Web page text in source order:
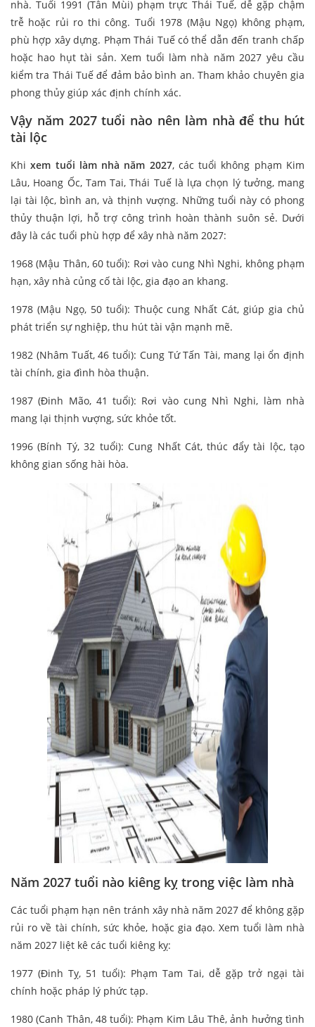
nhà. Tuổi 1991 (Tân Mùi) phạm trực Thái Tuế, dễ gặp chậm
trễ hoặc rủi ro thi công. Tuổi 1978 (Mậu Ngọ) không phạm,
phù hợp xây dựng. Phạm Thái Tuế có thể dẫn đến tranh chấp
hoặc hao hụt tài sản. Xem tuổi làm nhà năm 2027 yêu cầu
kiểm tra Thái Tuế để đảm bảo bình an. Tham khảo chuyên gia
phong thủy giúp xác định chính xác.
Vậy năm 2027 tuổi nào nên làm nhà để thu hút
tài lộc
Khixem tuổi làm nhà năm 2027, các tuổi không phạm Kim
Lâu, Hoang Ốc, Tam Tai, Thái Tuế là lựa chọn lý tưởng, mang
lại tài lộc, bình an, và thịnh vượng. Những tuổi này có phong
thủy thuận lợi, hỗ trợ công trình hoàn thành suôn sẻ. Dưới
đây là các tuổi phù hợp để xây nhà năm 2027:
1968 (Mậu Thân, 60 tuổi): Rơi vào cung Nhì Nghi, không phạm
hạn, xây nhà củng cố tài lộc, gia đạo an khang.
1978 (Mậu Ngọ, 50 tuổi): Thuộc cung Nhất Cát, giúp gia chủ
phát triển sự nghiệp, thu hút tài vận mạnh mẽ.
1982 (Nhâm Tuất, 46 tuổi): Cung Tứ Tấn Tài, mang lại ổn định
tài chính, gia đình hòa thuận.
1987 (Đinh Mão, 41 tuổi): Rơi vào cung Nhì Nghi, làm nhà
mang lại thịnh vượng, sức khỏe tốt.
1996 (Bính Tý, 32 tuổi): Cung Nhất Cát, thúc đẩy tài lộc, tạo
không gian sống hài hòa.
Năm 2027 tuổi nào kiêng kỵ trong việc làm nhà
Các tuổi phạm hạn nên tránh xây nhà năm 2027 để không gặp
rủi ro về tài chính, sức khỏe, hoặc gia đạo. Xem tuổi làm nhà
năm 2027 liệt kê các tuổi kiêng kỵ:
1977 (Đinh Tỵ, 51 tuổi): Phạm Tam Tai, dễ gặp trở ngại tài
chính hoặc pháp lý phức tạp.
1980 (Canh Thân, 48 tuổi): Phạm Kim Lâu Thê, ảnh hưởng tình